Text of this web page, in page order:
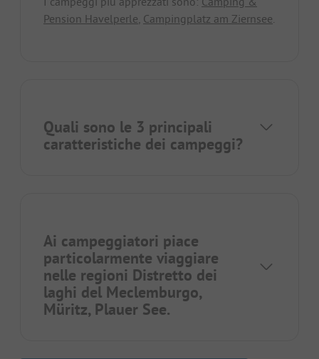
Pension Havelperle Campingplatz am Ziernsee
Quali sono le 3 principali
caratteristiche dei campeggi?
Ai campeggiatori piace
particolarmente viaggiare
nelle regioni Distretto dei
laghi del Meclemburgo,
Müritz, Plauer See.